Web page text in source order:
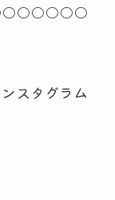
スタグラム